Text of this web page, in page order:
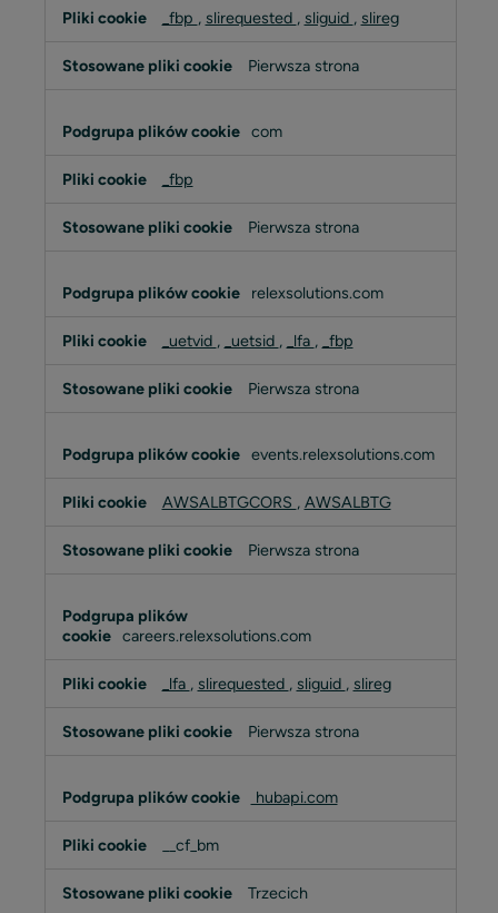
_fbp , slirequested , sliguid , slireg
Pierwsza strona
com
_fbp
Pierwsza strona
relexsolutions.com
_uetvid , _uetsid , _lfa , _fbp
Pierwsza strona
events.relexsolutions.com
AWSALBTGCORS , AWSALBTG
Pierwsza strona
careers.relexsolutions.com
_lfa , slirequested , sliguid , slireg
Pierwsza strona
hubapi.com
__cf_bm
Trzecich